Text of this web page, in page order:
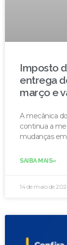
Imposto
entrega
março e
A mecânica
continua a
mudanças
SAIBA MAIS»
14 de maio de